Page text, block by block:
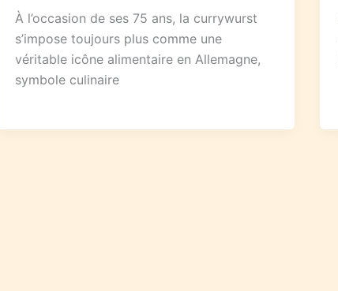
À l’occasion de ses 75 ans, la currywurst
s’impose toujours plus comme une
véritable icône alimentaire en Allemagne,
symbole culinaire